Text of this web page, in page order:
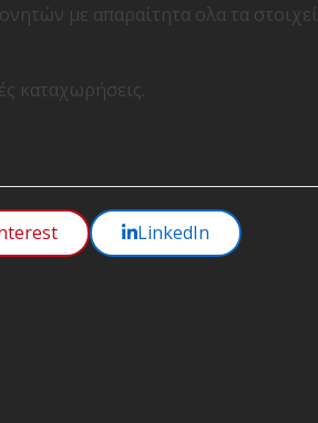
με απαραίτητα ολα τα
καταχωρήσεις.
LinkedIn